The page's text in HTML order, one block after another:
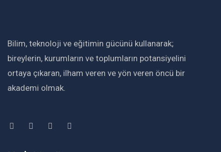
Bilim, teknoloji ve eğitimin gücünü kullanarak;
bireylerin, kurumların ve toplumların potansiyelini
ortaya çıkaran, ilham veren ve yön veren öncü bir
akademi olmak.